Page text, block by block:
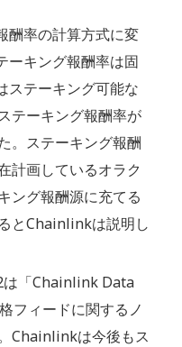
酬率の計算方式に変
ーキング報酬率は固
ステーキング可能な
テーキング報酬率が
。ステーキング報酬
計画しているオラク
ング報酬源に充てる
とChainlinkは説明し
「Chainlink Data
フィードに関するノ
Chainlinkは今後もス